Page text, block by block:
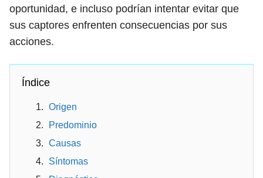
oportunidad, e incluso podrían intentar evitar que
sus captores enfrenten consecuencias por sus
acciones.
Índice
Origen
Predominio
Causas
Síntomas